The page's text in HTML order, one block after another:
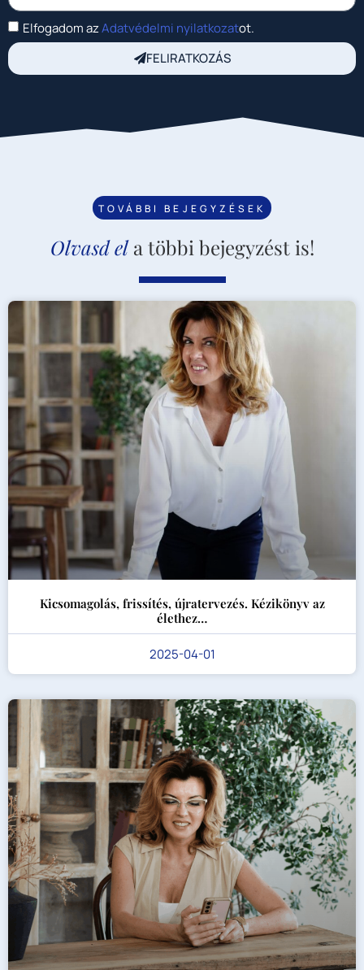
Elfogadom azAdatvédelmi nyilatkozatot.
FELIRATKOZÁS
TOVÁBBI BEJEGYZÉSEK
Olvasd ela többi bejegyzést is!
Kicsomagolás, frissítés, újratervezés. Kézikönyv az
élethez…
2025-04-01